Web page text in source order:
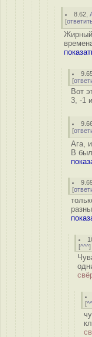
8.62 ,
[
Жирный
[
Вот
3, -1
[
Ага,
В
[
[^^^]
[^^